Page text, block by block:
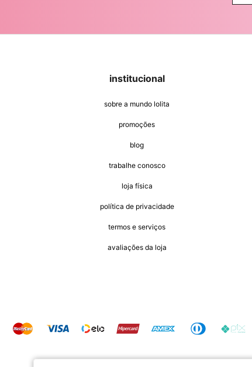
institucional
sobre a mundo lolita
promoções
blog
trabalhe conosco
loja física
política de privacidade
termos e serviços
avaliações da loja